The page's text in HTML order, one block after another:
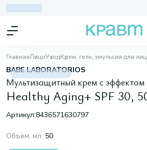
ГлавнаяЛицоУходКрем, гель, эмульсия для
BABE LABORATORIOS
Мультизащитный крем с эффектом
Healthy Aging+ SPF 30,
Артикул:8436571630797
Объем, мл: 50